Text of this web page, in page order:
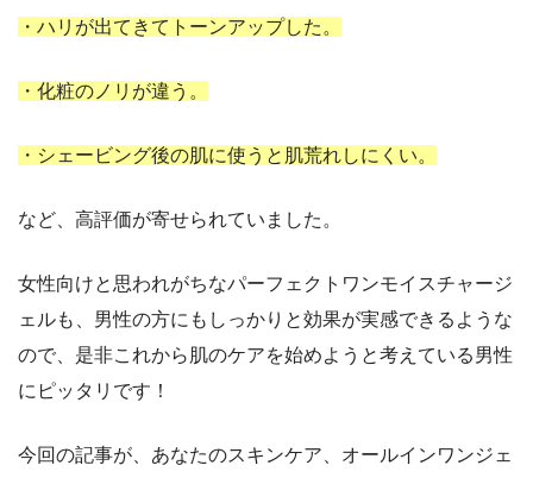
・ハリが出てきてトーンアップした。
・化粧のノリが違う。
・シェービング後の肌に使うと肌荒れしにくい。
など、高評価が寄せられていました。
女性向けと思われがちなパーフェクトワンモイスチャージ
ェルも、男性の方にもしっかりと効果が実感できるような
ので、是非これから肌のケアを始めようと考えている男性
にピッタリです！
今回の記事が、あなたのスキンケア、オールインワンジェ